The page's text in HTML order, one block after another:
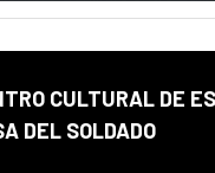
CULTURAL DE
DEL SOLDADO